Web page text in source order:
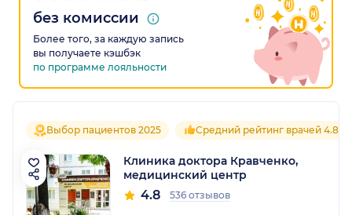
без комиссии
Более того, за каждую запись
вы получаете кэшбэк
по программе лояльности
Выбор пациентов 2025 Средний рейтинг врачей 4.8
Клиника доктора Кравченко,
медицинский центр
4.8 536 отзывов